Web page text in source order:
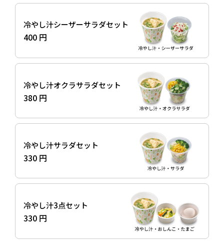
冷やし汁シーザーサラダセット
400 円
冷やし汁オクラサラダセット
380 円
冷やし汁サラダセット
330 円
冷やし汁3点セット
330 円